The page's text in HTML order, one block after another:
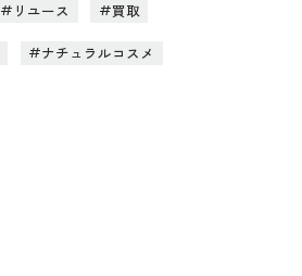
リユース 買取
ナチュラルコスメ